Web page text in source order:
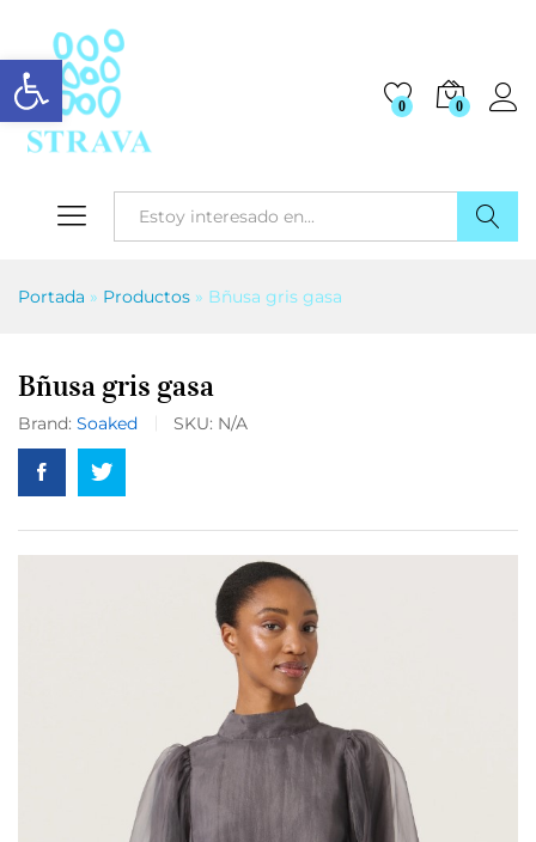
Abrir barra de herramientas
0 0
Portada » Productos » Bñusa gris gasa
Bñusa gris gasa
Brand: Soaked SKU: N/A